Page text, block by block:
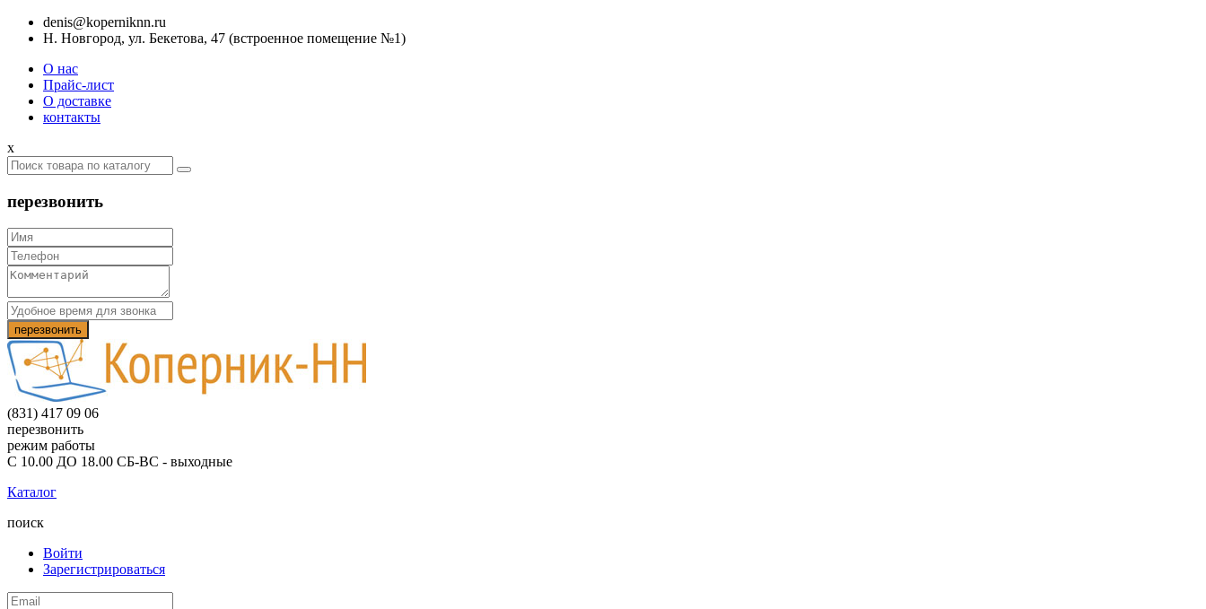
denis@koperniknn.ru
Н. Новгород, ул. Бекетова, 47 (встроенное помещение №1)
О нас
Прайс-лист
О доставке
контакты
x
перезвонить
(831) 417 09 06
перезвонить
режим работы
С 10.00 ДО 18.00 СБ-ВС - выходные
Каталог
поиск
Войти
Зарегистрироваться